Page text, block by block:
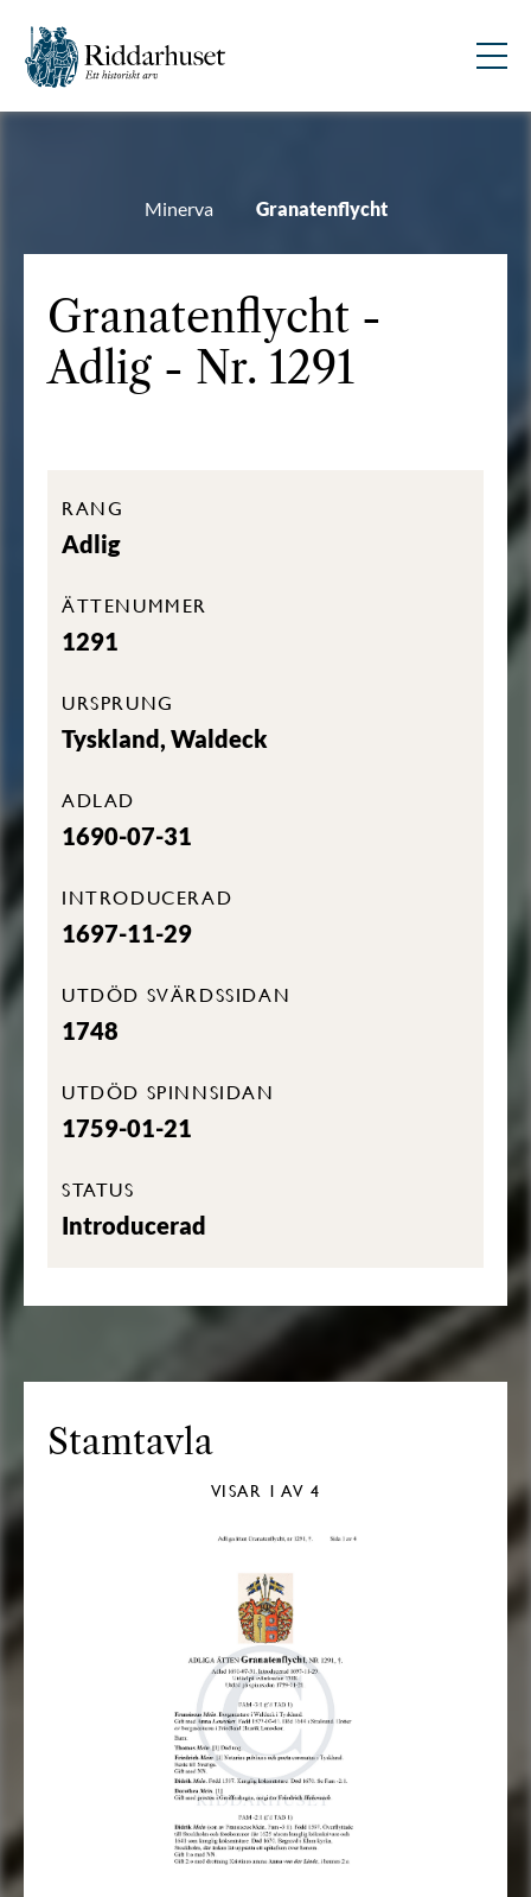
Minerva Granatenflycht
Granatenflycht -
Adlig - Nr. 1291
RANG
Adlig
ÄTTENUMMER
1291
URSPRUNG
Tyskland, Waldeck
ADLAD
1690-07-31
INTRODUCERAD
1697-11-29
UTDÖD SVÄRDSSIDAN
1748
UTDÖD SPINNSIDAN
1759-01-21
STATUS
Introducerad
Stamtavla
VISAR 1 AV 4